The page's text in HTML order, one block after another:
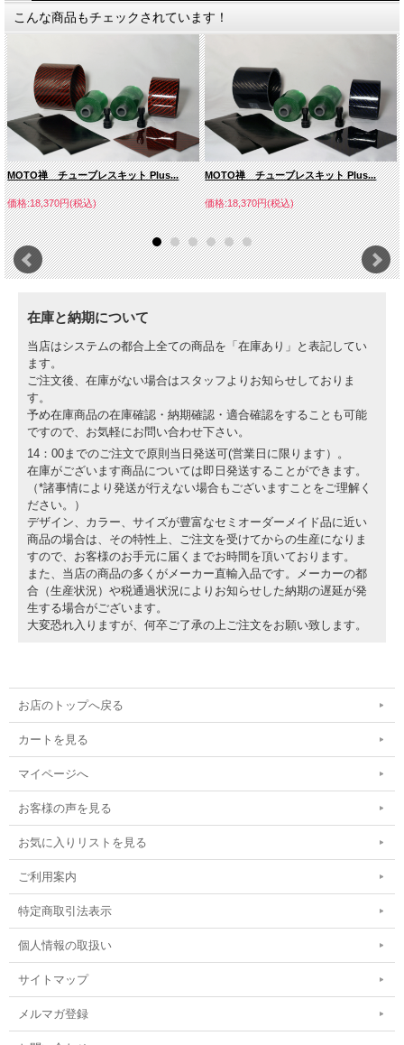
こんな商品もチェックされています！
MOTO禅 チューブレスキット Plus...
価格:18,370円(税込)
MOTO禅 チューブレスキット Plus...
価格:18,370円(税込)
在庫と納期について
当店はシステムの都合上全ての商品を「在庫あり」と表記してい
ます。
ご注文後、在庫がない場合はスタッフよりお知らせしておりま
す。
予め在庫商品の在庫確認・納期確認・適合確認をすることも可能
ですので、お気軽にお問い合わせ下さい。
14：00までのご注文で原則当日発送可(営業日に限ります）。
在庫がございます商品については即日発送することができます。
（*諸事情により発送が行えない場合もございますことをご理解く
ださい。）
デザイン、カラー、サイズが豊富なセミオーダーメイド品に近い
商品の場合は、その特性上、ご注文を受けてからの生産になりま
すので、お客様のお手元に届くまでお時間を頂いております。
また、当店の商品の多くがメーカー直輸入品です。メーカーの都
合（生産状況）や税通過状況によりお知らせした納期の遅延が発
生する場合がございます。
大変恐れ入りますが、何卒ご了承の上ご注文をお願い致します。
お店のトップへ戻る
カートを見る
マイページへ
お客様の声を見る
お気に入りリストを見る
ご利用案内
特定商取引法表示
個人情報の取扱い
サイトマップ
メルマガ登録